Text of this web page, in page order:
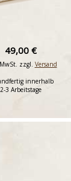
49,00 €
zzgl. Versand
innerhalb
2-3 Arbeitstage